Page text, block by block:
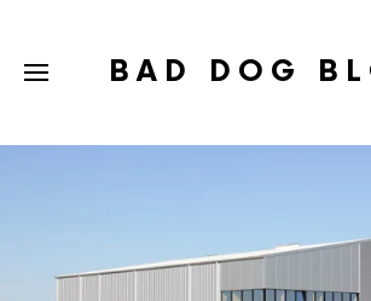
BAD DOG